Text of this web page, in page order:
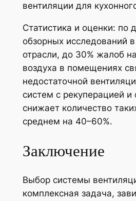
вентиляции для
Статистика и оценки: по
обзорных исследований
отрасли, до 30% жалоб
воздуха в помещениях
недостаточной
систем с рекуперацией и
снижает количество
среднем на 40–60%.
Заключение
Выбор системы
комплексная задача,